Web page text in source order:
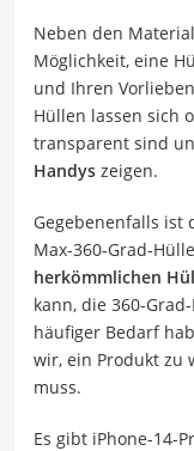
Neben den
Möglichkeit, eine
und Ihren
Hüllen lassen sich
transparent sind
Handys zeigen.
Gegebenenfalls ist
Max-360-Grad-
herkömmlichen
kann, die 360-
häufiger Bedarf
wir, ein Produkt zu
muss.
Es gibt iPhone-14-